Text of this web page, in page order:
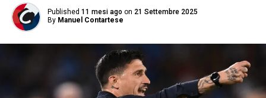
Published 11 mesi ago on 21 Settembre 2025
By Manuel Contartese